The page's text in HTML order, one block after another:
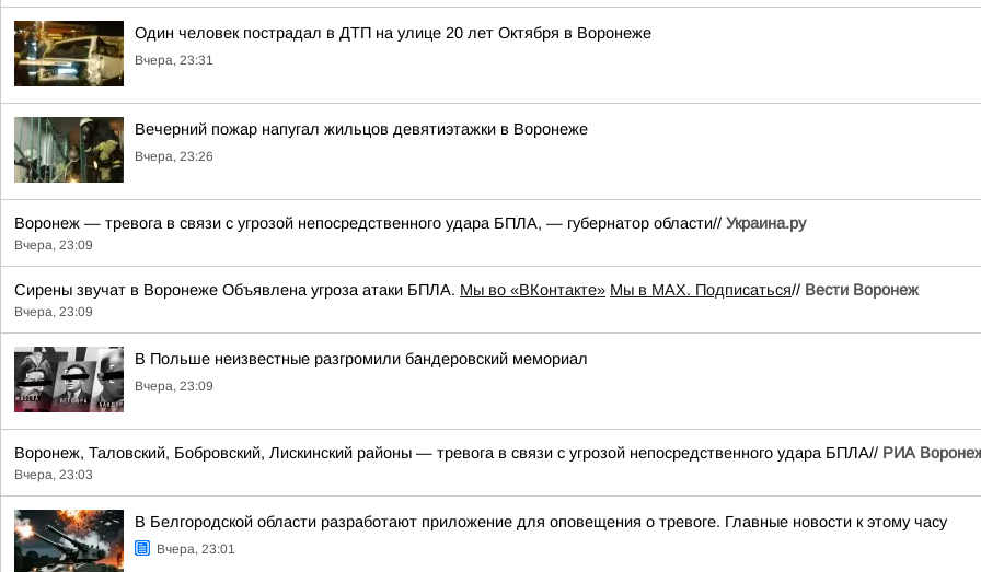
Один человек пострадал в ДТП на улице 20 лет Октября в Воронеже
Вчера, 23:31
Вечерний пожар напугал жильцов девятиэтажки в Воронеже
Вчера, 23:26
Воронеж — тревога в связи с угрозой непосредственного удара БПЛА, — губернатор области// Украина.ру
Вчера, 23:09
Сирены звучат в Воронеже Объявлена угроза атаки БПЛА. Мы во «ВКонтакте» Мы в MAX. Подписаться// Вести Воронеж
Вчера, 23:09
В Польше неизвестные разгромили бандеровский мемориал
Вчера, 23:09
Воронеж, Таловский, Бобровский, Лискинский районы — тревога в связи с угрозой непосредственного удара БПЛА// РИА
Вчера, 23:03
В Белгородской области разработают приложение для оповещения о тревоге. Главные новости к этому часу
Вчера, 23:01